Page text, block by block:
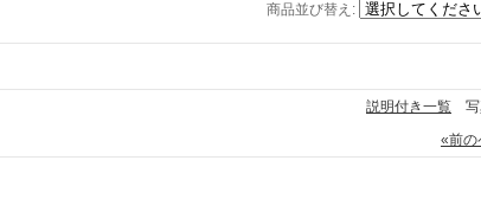
商品並び替え :
説明付き一覧 写
«前の